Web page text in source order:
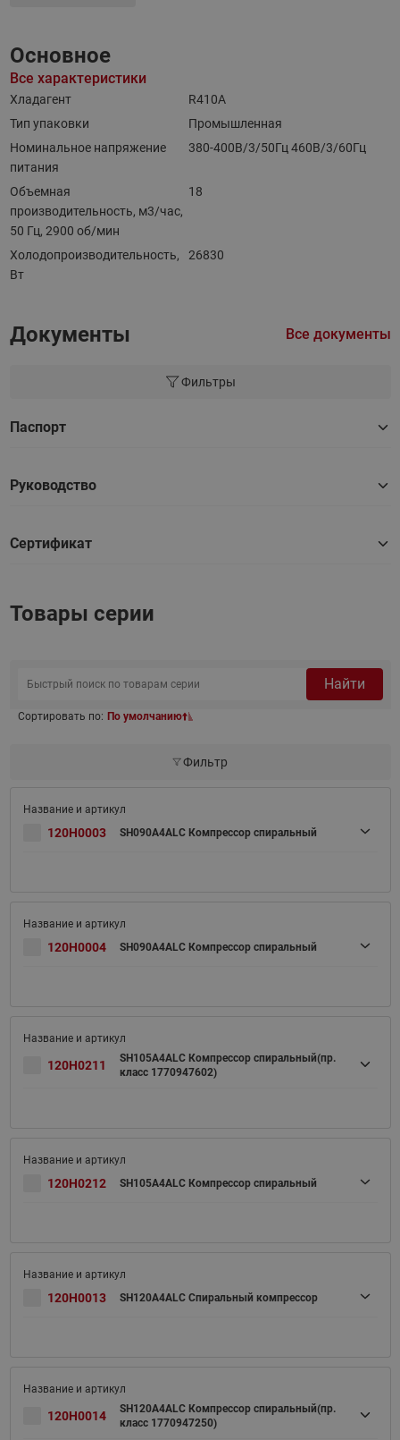
Основное
Все характеристики
Хладагент
R410A
Тип упаковки
Промышленная
Номинальное напряжение
питания
380-400B/3/50Гц 460B/3/60Гц
Объемная
производительность, м3/час,
50 Гц, 2900 об/мин
18
Холодопроизводительность,
Вт
26830
Документы Все документы
Фильтры
Паспорт
Руководство
Сертификат
Товары серии
Найти
Сортировать по: По умолчанию
Фильтр
120H0003 SH090A4ALC Компрессор спиральный
120H0004 SH090A4ALC Компрессор спиральный
120H0211
SH105A4ALC Компрессор спиральный(пр.
класс 1770947602)
120H0212 SH105A4ALC Компрессор спиральный
120H0013 SH120A4ALC Спиральный компрессор
120H0014
SH120A4ALC Компрессор спиральный(пр.
класс 1770947250)